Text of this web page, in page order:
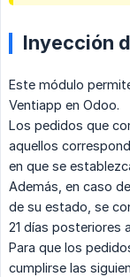
Inyección
Este módulo
Ventiapp en Odoo.
Los pedidos que
aquellos
en que se
Además, en caso
de su estado, se
21 días posteriores
Para que los
cumplirse las